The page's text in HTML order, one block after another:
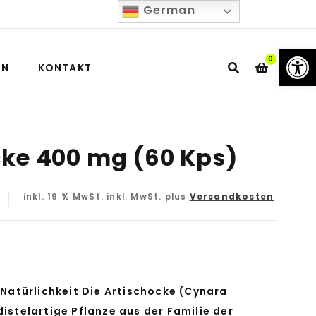
KONTAKT
0
400 mg (60 Kps)
inkl. 19 % MwSt. inkl. MwSt. plus Versandkosten
Die Artischocke (Cynara
Pflanze aus der Familie der
German